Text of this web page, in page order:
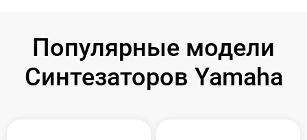
Популярные модели
Синтезаторов Yamaha